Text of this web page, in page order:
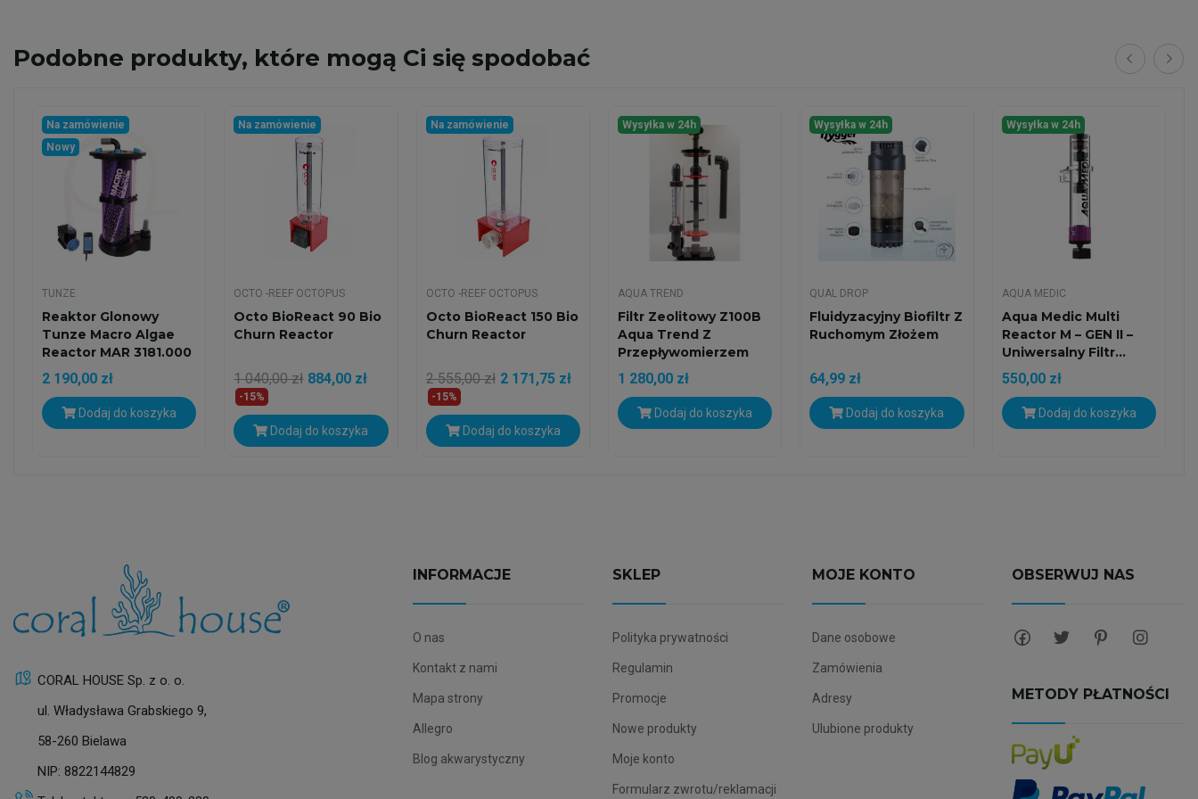
Podobne produkty, które mogą Ci się spodobać
Na zamówienie
Nowy
TUNZE
Reaktor Glonowy
Tunze Macro Algae
Reactor MAR 3181.000
2 190,00 zł
Dodaj do koszyka
Na zamówienie
OCTO -REEF OCTOPUS
Octo BioReact 90 Bio
Churn Reactor
1 040,00 zł 884,00 zł
-15%
Dodaj do koszyka
Na zamówienie
OCTO -REEF OCTOPUS
Octo BioReact 150 Bio
Churn Reactor
2 555,00 zł 2 171,75 zł
-15%
Dodaj do koszyka
Wysyłka w 24h
AQUA TREND
Filtr Zeolitowy Z100B
Aqua Trend Z
Przepływomierzem
1 280,00 zł
Dodaj do koszyka
Wysyłka w 24h
QUAL DROP
Fluidyzacyjny Biofiltr Z
Ruchomym Złożem
64,99 zł
Dodaj do koszyka
Wysyłka w 24h
AQUA MEDIC
Aqua Medic Multi
Reactor M – GEN II –
Uniwersalny Filtr...
550,00 zł
Dodaj do koszyka
CORAL HOUSE Sp. z o. o.
ul. Władysława Grabskiego 9,
58-260 Bielawa
NIP: 8822144829
INFORMACJE
O nas
Kontakt z nami
Mapa strony
Allegro
Blog akwarystyczny
SKLEP
Polityka prywatności
Regulamin
Promocje
Nowe produkty
Moje konto
Formularz zwrotu/reklamacji
MOJE KONTO
Dane osobowe
Zamówienia
Adresy
Ulubione produkty
OBSERWUJ NAS
METODY PŁATNOŚCI